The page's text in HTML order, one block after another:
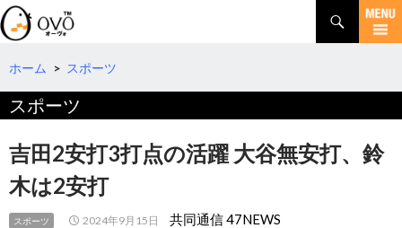
検
索
コ
テ
へ
移
ホーム > スポーツ
スポーツ
吉田2安打3打点の活躍 大谷無安打、鈴
木は2安打
スポーツ 2024年9月15日 共同通信 47NEWS